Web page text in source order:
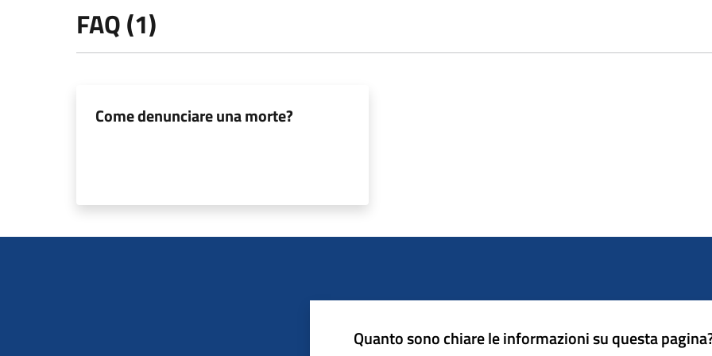
FAQ (1)
Come denunciare una morte?
Quanto sono chiare le informazioni su questa